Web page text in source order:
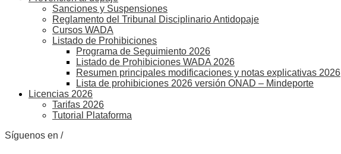
Sanciones y Suspensiones
Reglamento del Tribunal Disciplinario Antidopaje
Cursos WADA
Listado de Prohibiciones
Programa de Seguimiento 2026
Listado de Prohibiciones WADA 2026
Resumen principales modificaciones y notas explicativas 2026
Lista de prohibiciones 2026 versión ONAD – Mindeporte
Licencias 2026
Tarifas 2026
Tutorial Plataforma
Síguenos en /